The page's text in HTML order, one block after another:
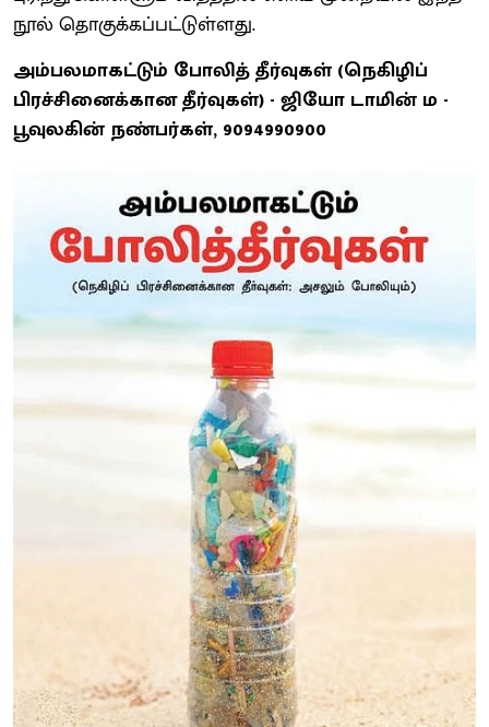
நூல் தொகுக்கப்பட்டுள்ளது.
அம்பலமாகட்டும் போலித் தீர்வுகள் (நெகிழிப்
பிரச்சினைக்கான தீர்வுகள்) - ஜியோ டாமின் ம -
பூவுலகின் நண்பர்கள், 9094990900